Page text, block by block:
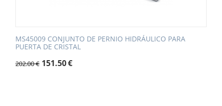
MS45009 CONJUNTO DE PERNIO HIDRÁULICO PARA
PUERTA DE CRISTAL
202.00€ 151.50€